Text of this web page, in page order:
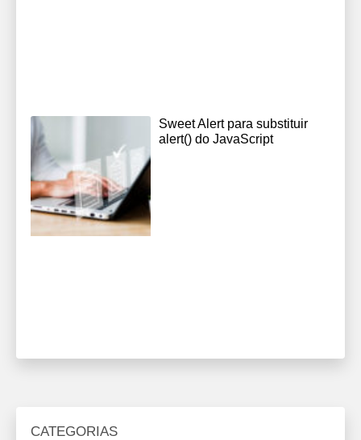
Sweet Alert para substituir
alert() do JavaScript
CATEGORIAS